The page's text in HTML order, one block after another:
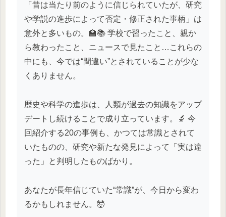
「昔は当たり前のように信じられていたが、研究
や学説の進歩によって否定・修正された事柄」は
意外と多いもの。🏫📚 学校で習ったこと、親か
ら教わったこと、ニュースで見たこと…これらの
中にも、今では“間違い”とされていることが少な
くありません。
歴史や科学の進歩は、人類が過去の知識をアップ
デートし続けることで成り立っています。🔬 今
回紹介する20の事例も、かつては常識とされて
いたものの、研究や新たな発見によって「実は違
った」と判明したものばかり。
あなたが長年信じていた“常識”が、今日から変わ
るかもしれません。🤯